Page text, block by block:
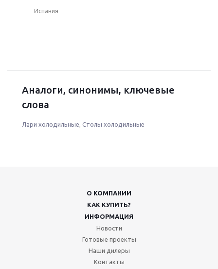
Испания
Аналоги, синонимы, ключевые
слова
Лари холодильные Столы холодильные
О КОМПАНИИ
КАК КУПИТЬ?
ИНФОРМАЦИЯ
Новости
Готовые проекты
Наши дилеры
Контакты